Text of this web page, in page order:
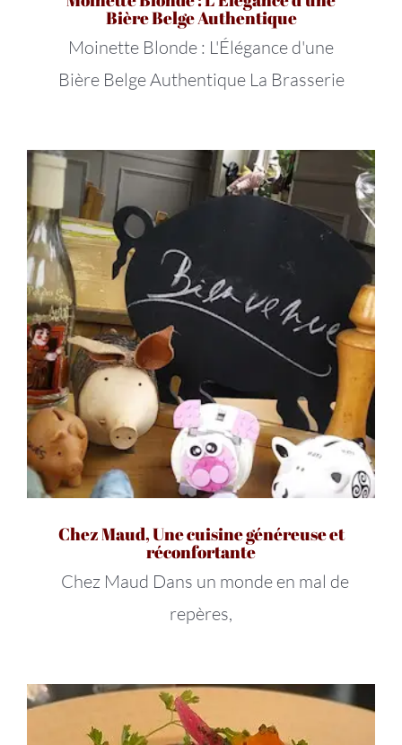
Bière Belge Authentique
Moinette Blonde : L'Élégance d'une
Bière Belge Authentique La Brasserie
Chez Maud, Une cuisine généreuse et
réconfortante
Chez Maud Dans un monde en mal de
repères,